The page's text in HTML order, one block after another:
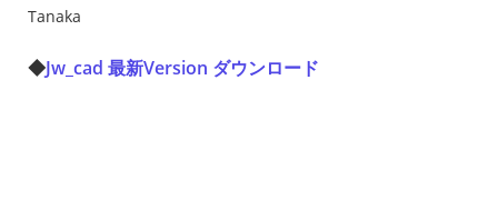
Tanaka
◆Jw_cad 最新Version ダウンロード